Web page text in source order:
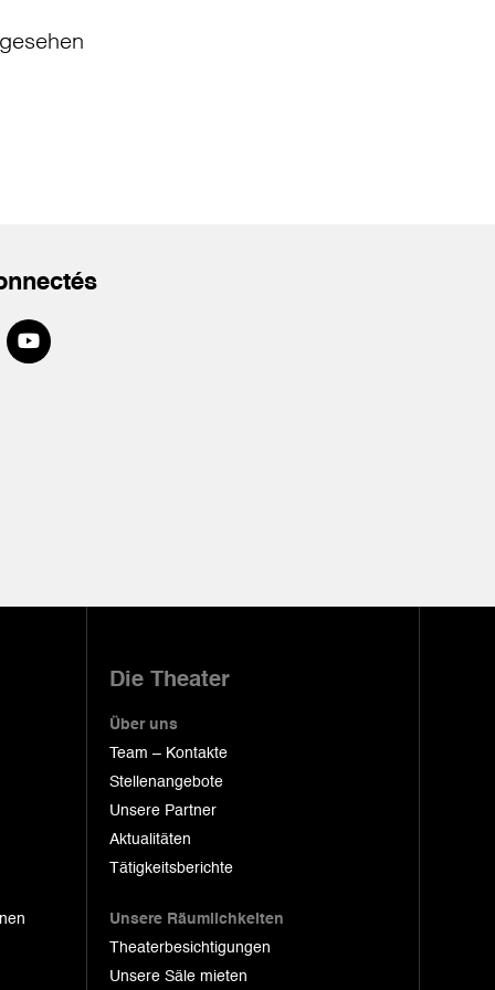
Die Theater
Über uns
Team – Kontakte
Stellenangebote
Unsere Partner
Aktualitäten
Tätigkeitsberichte
Unsere Räumlichkeiten
Theaterbesichtigungen
Unsere Säle mieten